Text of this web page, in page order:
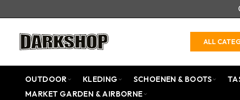
ALL
OUTDOOR KLEDING SCHOENEN & BOOTS
MARKET GARDEN & AIRBORNE